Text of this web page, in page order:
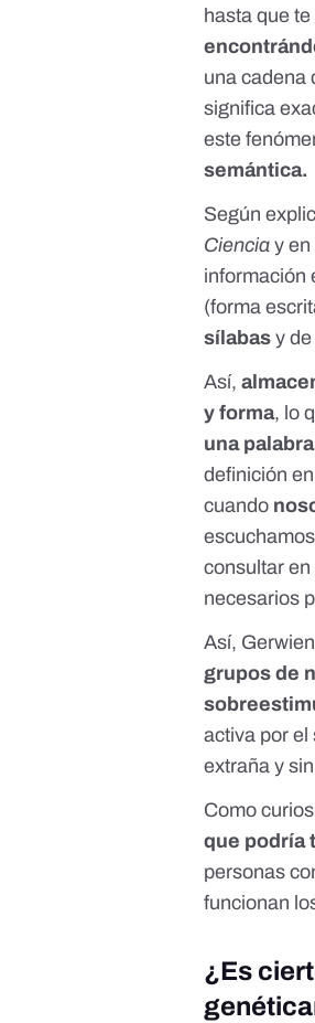
hasta que
una cadena
significa
este
semántica.
Según
Ciencia y en
información
(forma
sílabas y
Así,
y forma, lo
una
definición
cuando
consultar
necesarios
Así,
grupos de
activa por el
extraña y
Como
que podría
personas
funcionan
¿Es